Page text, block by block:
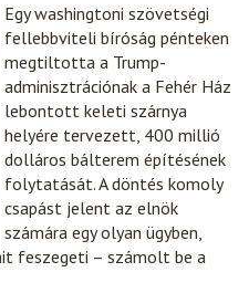
Egy washingtoni szövetségi
fellebbviteli bíróság pénteken
megtiltotta a Trump-
adminisztrációnak a Fehér Ház
lebontott keleti szárnya
helyére tervezett, 400 millió
dolláros bálterem építésének
folytatását. A döntés komoly
csapást jelent az elnök
számára egy olyan ügyben,
feszegeti – számolt be a